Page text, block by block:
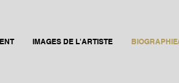
IMAGES DE L'ARTISTE